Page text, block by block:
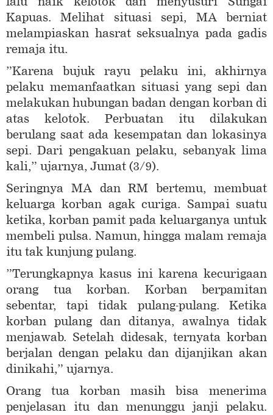
Kapuas. Melihat situasi sepi, MA berniat
melampiaskan hasrat seksualnya pada gadis
remaja itu.
”Karena bujuk rayu pelaku ini, akhirnya
pelaku memanfaatkan situasi yang sepi dan
melakukan hubungan badan dengan korban di
atas kelotok. Perbuatan itu dilakukan
berulang saat ada kesempatan dan lokasinya
sepi. Dari pengakuan pelaku, sebanyak lima
kali,” ujarnya, Jumat (3/9).
Seringnya MA dan RM bertemu, membuat
keluarga korban agak curiga. Sampai suatu
ketika, korban pamit pada keluarganya untuk
membeli pulsa. Namun, hingga malam remaja
itu tak kunjung pulang.
”Terungkapnya kasus ini karena kecurigaan
orang tua korban. Korban berpamitan
sebentar, tapi tidak pulang-pulang. Ketika
korban pulang dan ditanya, awalnya tidak
menjawab. Setelah didesak, ternyata korban
berjalan dengan pelaku dan dijanjikan akan
dinikahi,” ujarnya.
Orang tua korban masih bisa menerima
penjelasan itu dan menunggu janji pelaku.